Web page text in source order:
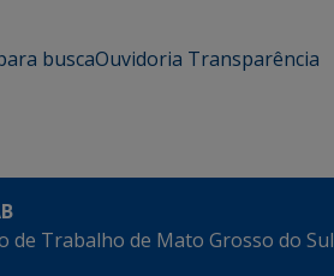
buscaOuvidoria Transparência
de Trabalho de Mato Grosso do Sul